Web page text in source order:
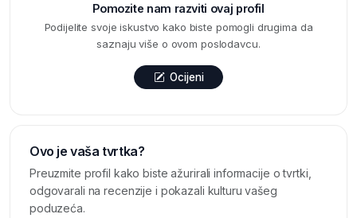
Pomozite nam razviti ovaj profil
Podijelite svoje iskustvo kako biste pomogli drugima da
saznaju više o ovom poslodavcu.
Ocijeni
Ovo je vaša tvrtka?
Preuzmite profil kako biste ažurirali informacije o tvrtki,
odgovarali na recenzije i pokazali kulturu vašeg
poduzeća.